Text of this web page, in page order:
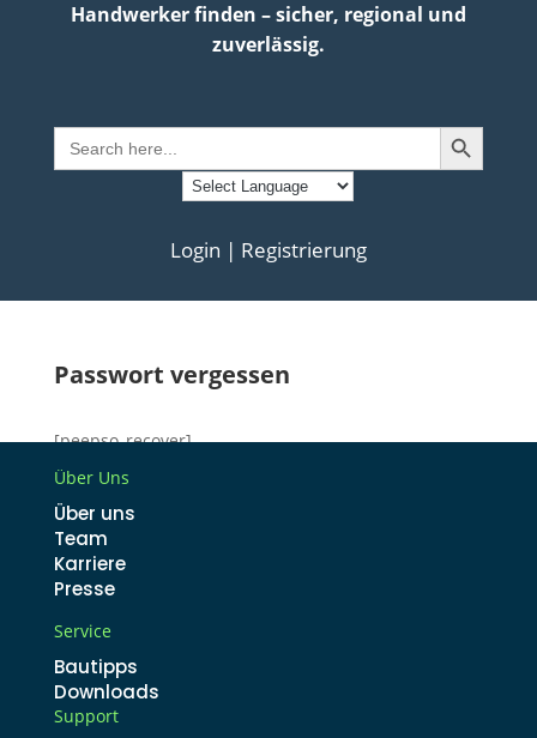
Handwerker finden – sicher, regional und
zuverlässig.
Search
for:
Search Button
Login | Registrierung
Passwort vergessen
[peepso_recover]
Über Uns
Über uns
Team
Karriere
Presse
Service
Bautipps
Downloads
Support